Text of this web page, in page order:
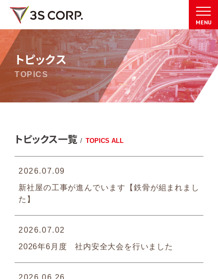
MENU
トピックス
TOPICS
トピックス一覧 / TOPICS ALL
2026.07.09
新社屋の工事が進んでいます【鉄骨が組まれまし
た】
2026.07.02
2026年6月度 社内安全大会を行いました
2026.06.26